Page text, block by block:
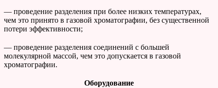
— проведение разделения при более низких температурах,
чем это принято в газовой хроматографии, без существенной
потери эффективности;
— проведение разделения соединений с большей
молекулярной массой, чем это допускается в газовой
хроматографии.
Оборудование